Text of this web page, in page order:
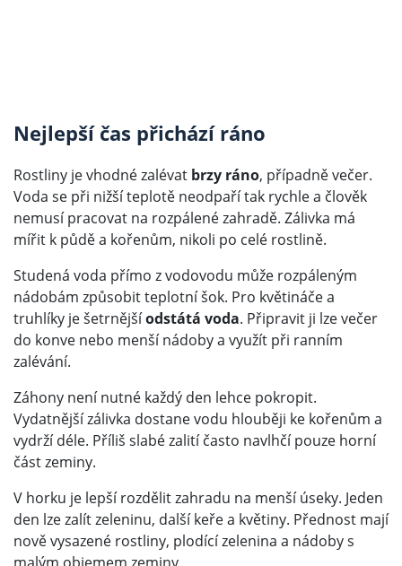
Nejlepší čas přichází ráno
Rostliny je vhodné zalévat brzy ráno, případně večer.
Voda se při nižší teplotě neodpaří tak rychle a člověk
nemusí pracovat na rozpálené zahradě. Zálivka má
mířit k půdě a kořenům, nikoli po celé rostlině.
Studená voda přímo z vodovodu může rozpáleným
nádobám způsobit teplotní šok. Pro květináče a
truhlíky je šetrnějšíodstátá voda. Připravit ji lze večer
do konve nebo menší nádoby a využít při ranním
zalévání.
Záhony není nutné každý den lehce pokropit.
Vydatnější zálivka dostane vodu hlouběji ke kořenům a
vydrží déle. Příliš slabé zalití často navlhčí pouze horní
část zeminy.
V horku je lepší rozdělit zahradu na menší úseky. Jeden
den lze zalít zeleninu, další keře a květiny. Přednost mají
nově vysazené rostliny, plodící zelenina a nádoby s